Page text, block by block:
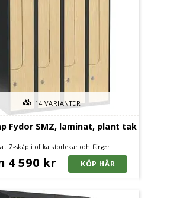
Fydor SMZ, laminat, plant tak
Z-skåp i olika storlekar och färger
14VARIANTER
4 590 kr